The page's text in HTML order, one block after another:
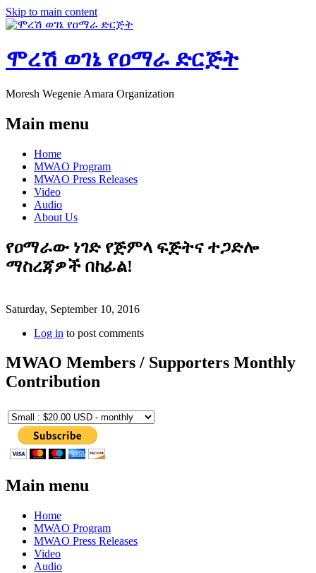
Skip to main content
ሞረሽ ወገኔ የዐማራ ድርጅት
Moresh Wegenie Amara Organization
Main menu
Home
MWAO Program
MWAO Press Releases
Video
Audio
About Us
የዐማራው ነገድ የጅምላ ፍጅትና ተጋድሎ
ማስረጃዎች በከፊል!
Saturday, September 10, 2016
Log in to post comments
MWAO Members / Supporters Monthly
Contribution
Main menu
Home
MWAO Program
MWAO Press Releases
Video
Audio